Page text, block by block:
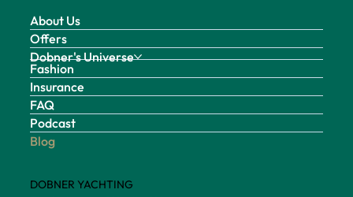
Menu
About Us
Offers
Dobner's Universe
Fashion
Insurance
FAQ
Podcast